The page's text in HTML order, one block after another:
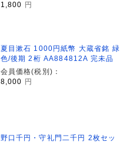
1,800
円
夏目漱石 1000円紙幣 大蔵省銘 緑
色/後期 2桁 AA884812A 完未品
会員価格(税別)：
8,000
円
野口千円・守礼門二千円 2枚セッ